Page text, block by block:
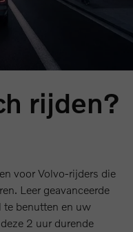
rijden?
voor Volvo-rijders die
Leer geavanceerde
te benutten en uw
2 uur durende